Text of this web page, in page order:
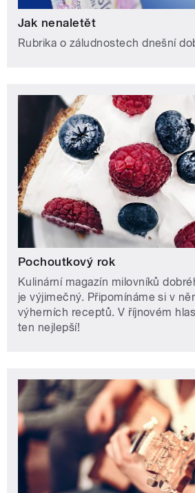
Jak nenaletět
Rubrika o záludnostech dnešní
Pochoutkový rok
Kulinární magazín milovníků
je výjimečný. Připomínáme si v
výherních receptů. V říjnovém
ten nejlepší!